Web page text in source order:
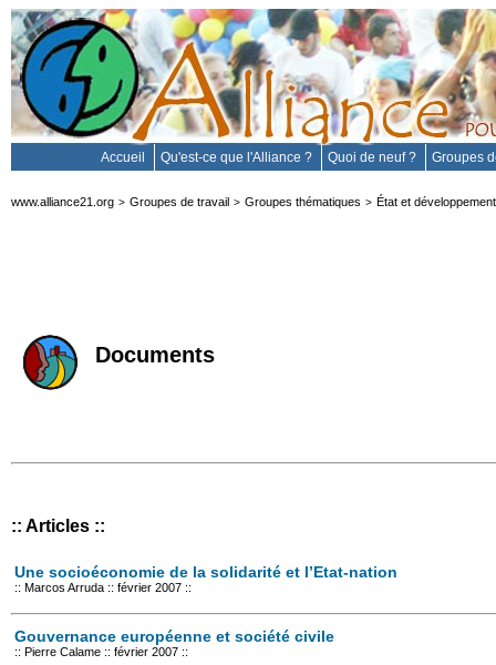
Accueil Qu'est-ce que l'Alliance ? Quoi de neuf ? Groupes
www.alliance21.org > Groupes de travail > Groupes thématiques > État et développement
Documents
:: Articles ::
Une socioéconomie de la solidarité et l’Etat-nation
:: Marcos Arruda :: février 2007 ::
Gouvernance européenne et société civile
:: Pierre Calame :: février 2007 ::